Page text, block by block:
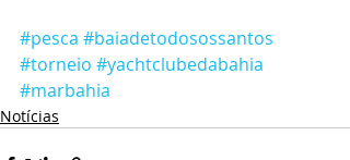
#pesca #baiadetodosossantos
#torneio #yachtclubedabahia
#marbahia
Notícias